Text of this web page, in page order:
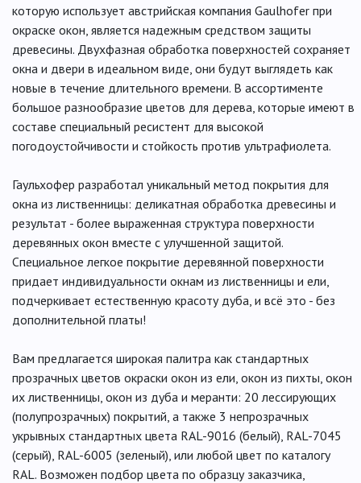
которую использует австрийская компания Gaulhofer при
окраске окон, является надежным средством защиты
древесины. Двухфазная обработка поверхностей сохраняет
окна и двери в идеальном виде, они будут выглядеть как
новые в течение длительного времени. В ассортименте
большое разнообразие цветов для дерева, которые имеют в
составе специальный ресистент для высокой
погодоустойчивости и стойкость против ультрафиолета.
Гаульхофер разработал уникальный метод покрытия для
окна из лиственницы: деликатная обработка древесины и
результат - более выраженная структура поверхности
деревянных окон вместе с улучшенной защитой.
Специальное легкое покрытие деревянной поверхности
придает индивидуальности окнам из лиственницы и ели,
подчеркивает естественную красоту дуба, и всё это - без
дополнительной платы!
Вам предлагается широкая палитра как стандартных
прозрачных цветов окраски окон из ели, окон из пихты, окон
их лиственницы, окон из дуба и меранти: 20 лессирующих
(полупрозрачных) покрытий, а также 3 непрозрачных
укрывных стандартных цвета RAL-9016 (белый), RAL-7045
(cерый), RAL-6005 (зеленый), или любой цвет по каталогу
RAL. Возможен подбор цвета по образцу заказчика,